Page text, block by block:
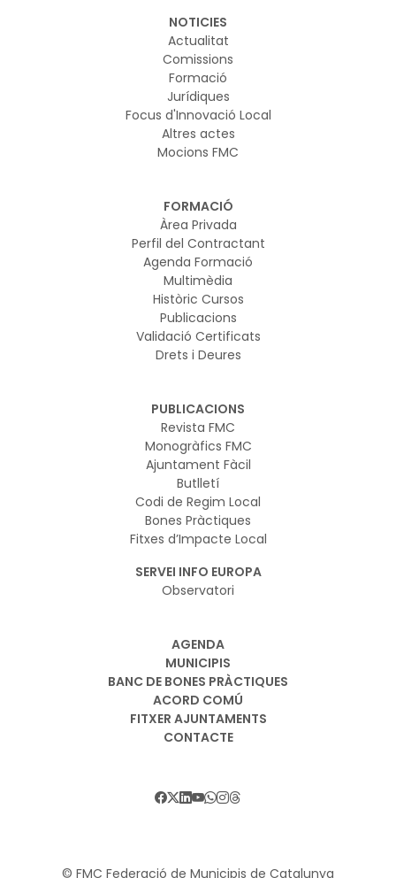
NOTICIES
Actualitat
Comissions
Formació
Jurídiques
Focus d'Innovació Local
Altres actes
Mocions FMC
FORMACIÓ
Àrea Privada
Perfil del Contractant
Agenda Formació
Multimèdia
Històric Cursos
Publicacions
Validació Certificats
Drets i Deures
PUBLICACIONS
Revista FMC
Monogràfics FMC
Ajuntament Fàcil
Butlletí
Codi de Regim Local
Bones Pràctiques
Fitxes d’Impacte Local
SERVEI INFO EUROPA
Observatori
AGENDA
MUNICIPIS
BANC DE BONES PRÀCTIQUES
ACORD COMÚ
FITXER AJUNTAMENTS
CONTACTE
© FMC Federació de Municipis de Catalunya